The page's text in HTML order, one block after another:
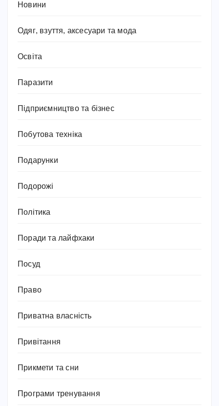
Новини
Одяг, взуття, аксесуари та мода
Освіта
Паразити
Підприємництво та бізнес
Побутова техніка
Подарунки
Подорожі
Політика
Поради та лайфхаки
Посуд
Право
Приватна власність
Привітання
Прикмети та сни
Програми тренування